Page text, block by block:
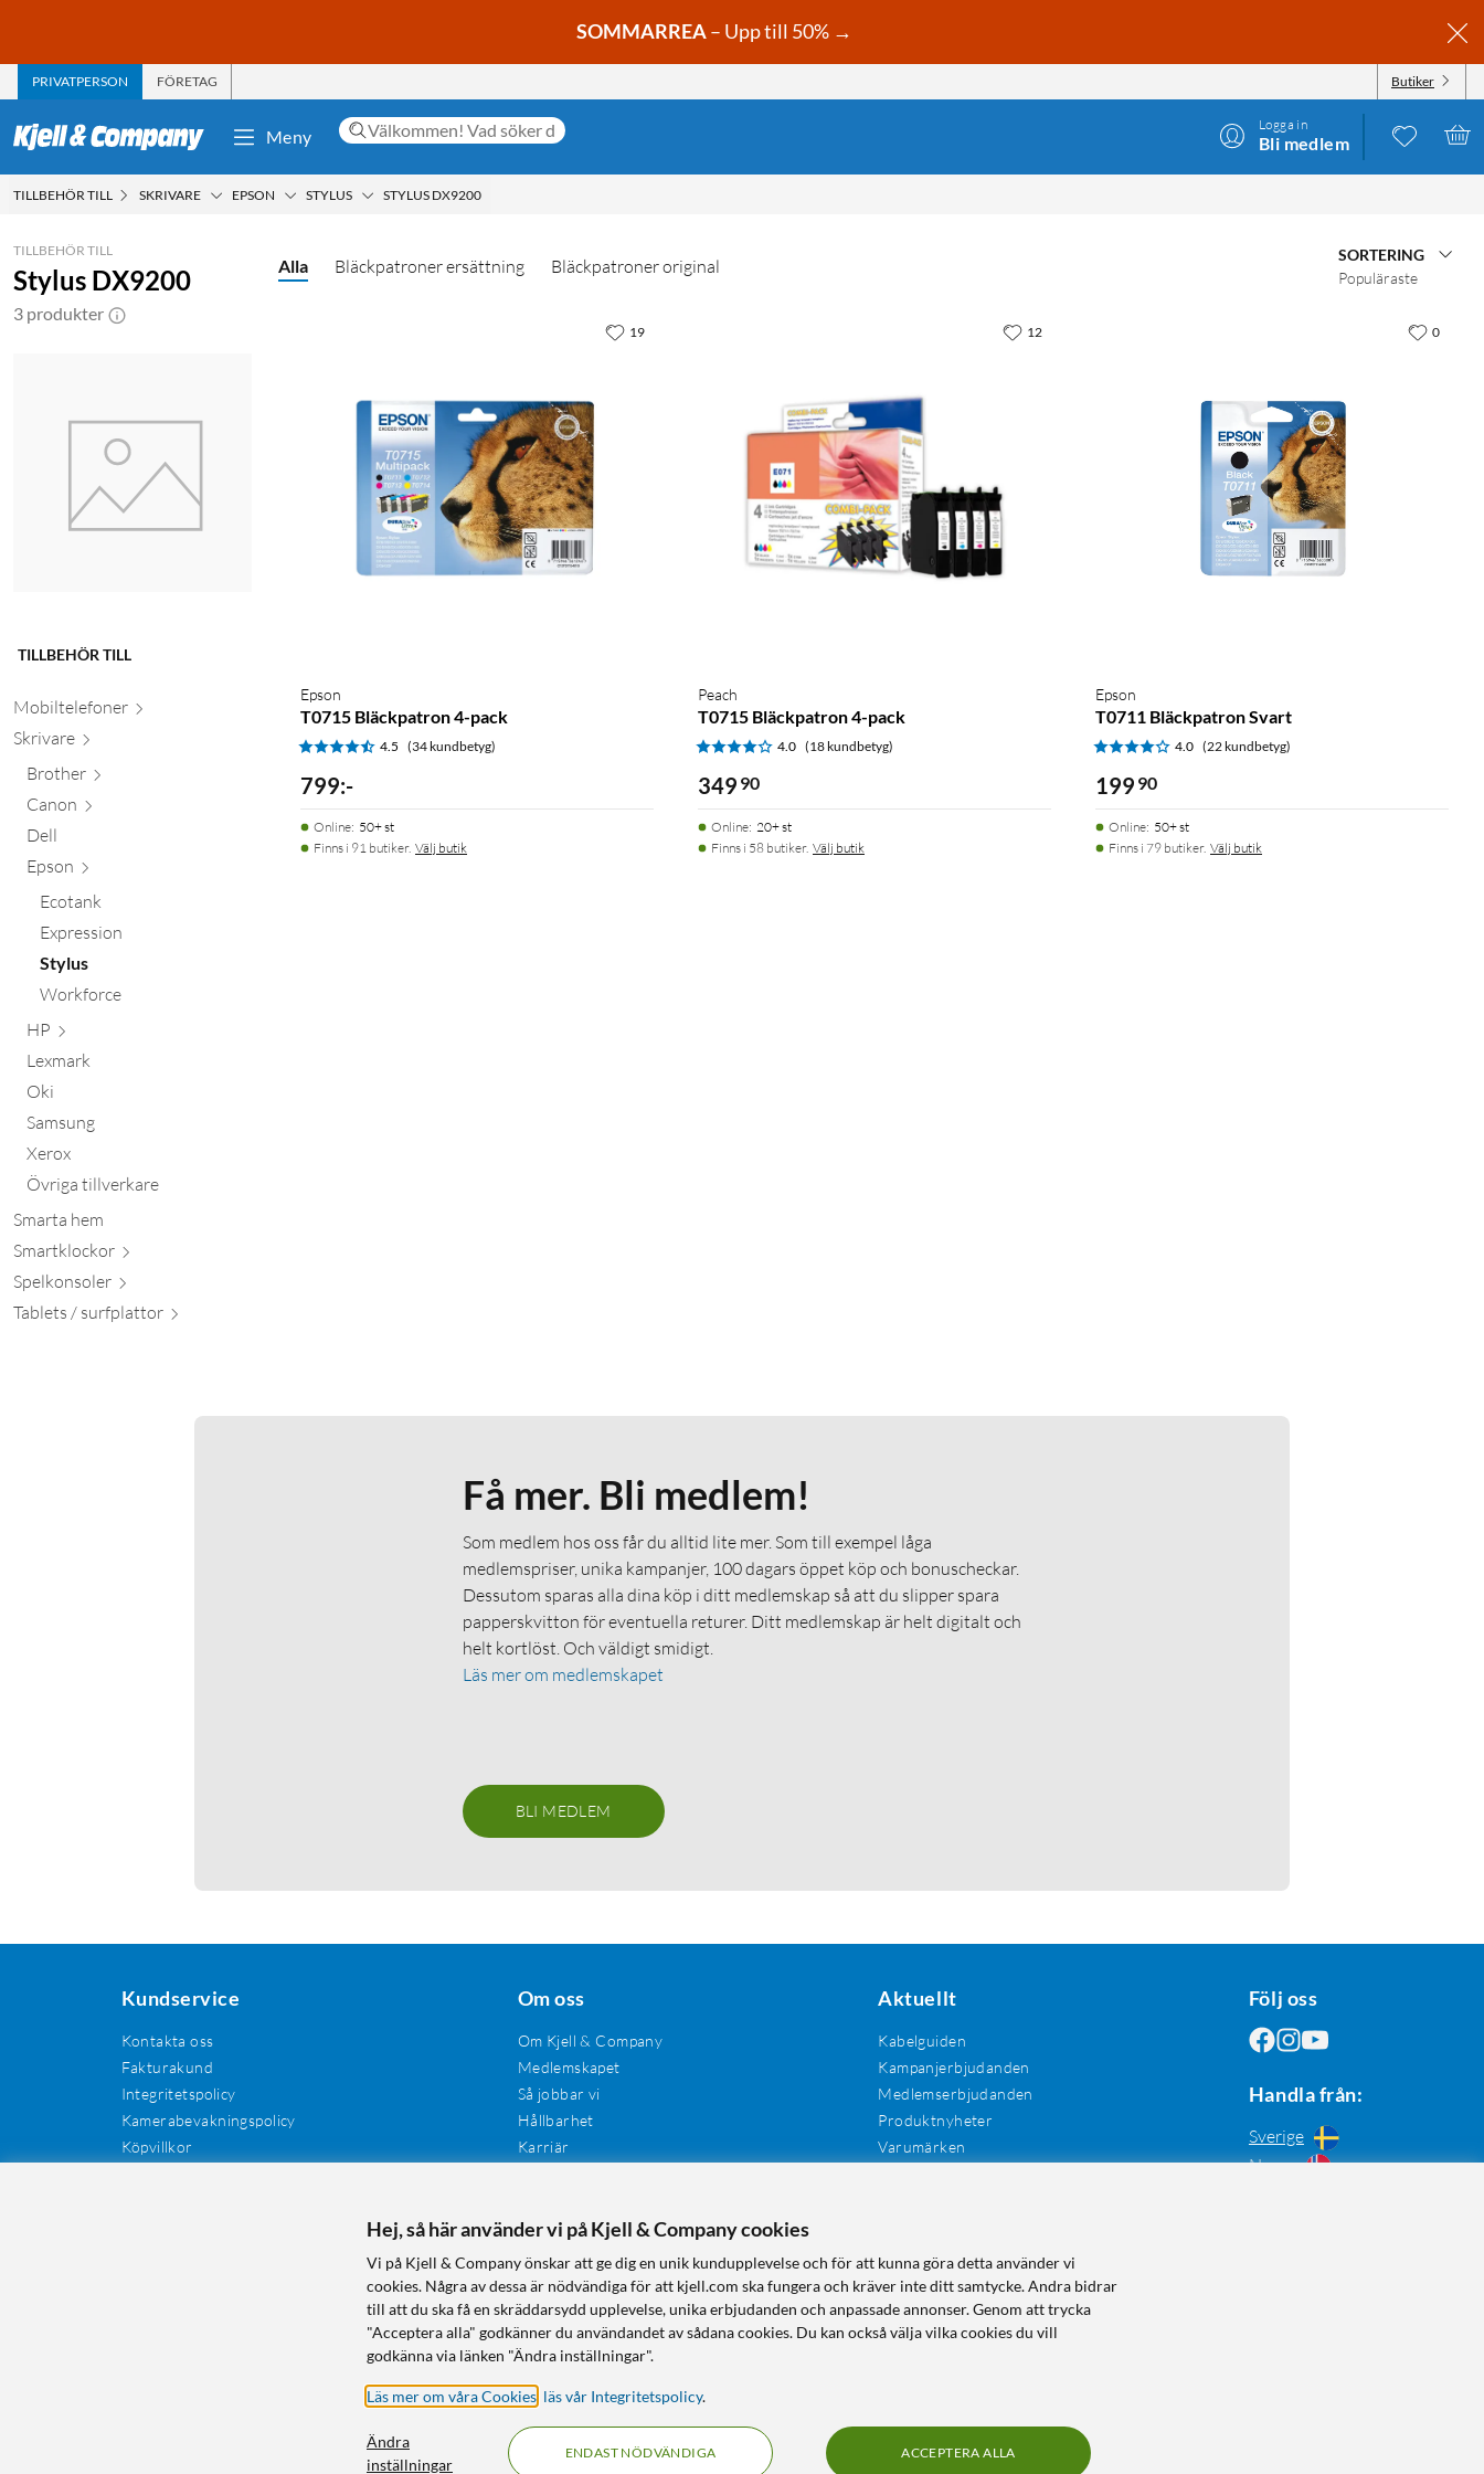
SOMMARREA– Upp till 50% →
PRIVATPERSON FÖRETAG Butiker
Meny
Logga in
Bli medlem
TILLBEHÖR TILL SKRIVARE EPSON STYLUS STYLUS DX9200
TILLBEHÖR TILL
Stylus DX9200
3 produkter
TILLBEHÖR TILL
Mobiltelefoner
Skrivare
Brother
Canon
Dell
Epson
Ecotank
Expression
Stylus
Workforce
HP
Lexmark
Oki
Samsung
Xerox
Övriga tillverkare
Smarta hem
Smartklockor
Spelkonsoler
Tablets / surfplattor
Alla Bläckpatroner ersättning Bläckpatroner original
SORTERING
Populäraste
Epson
T0715 Bläckpatron 4-pack
4.5 (34 kundbetyg)
799:-
Online: 50+ st
Finns i 91 butiker. Välj butik
19
Peach
T0715 Bläckpatron 4-pack
4.0 (18 kundbetyg)
349 90
Online: 20+ st
Finns i 58 butiker. Välj butik
12
Epson
T0711 Bläckpatron Svart
4.0 (22 kundbetyg)
199 90
Online: 50+ st
Finns i 79 butiker. Välj butik
0
Få mer. Bli medlem!
Som medlem hos oss får du alltid lite mer. Som till exempel låga
medlemspriser, unika kampanjer, 100 dagars öppet köp och bonuscheckar.
Dessutom sparas alla dina köp i ditt medlemskap så att du slipper spara
papperskvitton för eventuella returer. Ditt medlemskap är helt digitalt och
helt kortlöst. Och väldigt smidigt.
Läs mer om medlemskapet
BLI MEDLEM
Kundservice
Kontakta oss
Fakturakund
Integritetspolicy
Kamerabevakningspolicy
Köpvillkor
Om oss
Om Kjell & Company
Medlemskapet
Så jobbar vi
Hållbarhet
Karriär
Tillgänglighet
Aktuellt
Kabelguiden
Kampanjerbjudanden
Medlemserbjudanden
Produktnyheter
Varumärken
Följ oss
Handla från:
Sverige
Norge
Hej, så här använder vi på Kjell & Company cookies
Vi på Kjell & Company önskar att ge dig en unik kundupplevelse och för att kunna göra detta använder vi
cookies. Några av dessa är nödvändiga för att kjell.com ska fungera och kräver inte ditt samtycke. Andra bidrar
till att du ska få en skräddarsydd upplevelse, unika erbjudanden och anpassade annonser. Genom att trycka
"Acceptera alla" godkänner du användandet av sådana cookies. Du kan också välja vilka cookies du vill
godkänna via länken "Ändra inställningar".
Läs mer om våra Cookies läs vår Integritetspolicy.
Ändra
inställningar
ENDAST NÖDVÄNDIGA ACCEPTERA ALLA